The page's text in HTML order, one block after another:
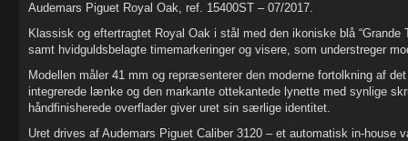
Audemars Piguet Royal Oak, ref. 15400ST – 07/2017.
Klassisk og eftertragtet Royal Oak i stål med den ikoniske blå “Grande
samt hvidguldsbelagte timemarkeringer og visere, som understreger
Modellen måler 41 mm og repræsenterer den moderne fortolkning af
integrerede lænke og den markante ottekantede lynette med synlige
håndfinisherede overflader giver uret sin særlige identitet.
Uret drives af Audemars Piguet Caliber 3120 – et automatisk in-